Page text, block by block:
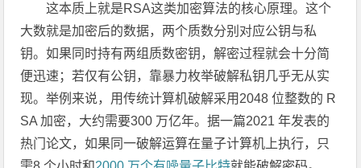
这本质上就是RSA这类加密算法的核心原理。这个
大数就是加密后的数据，两个质数分别对应公钥与私
钥。如果同时持有两组质数密钥，解密过程就会十分简
便迅速；若仅有公钥，靠暴力枚举破解私钥几乎无从实
现。举例来说，用传统计算机破解采用2048 位整数的 R
SA 加密，大约需要300 万亿年。据一篇2021 年发表的
热门论文，如果同一破解运算在量子计算机上执行，只